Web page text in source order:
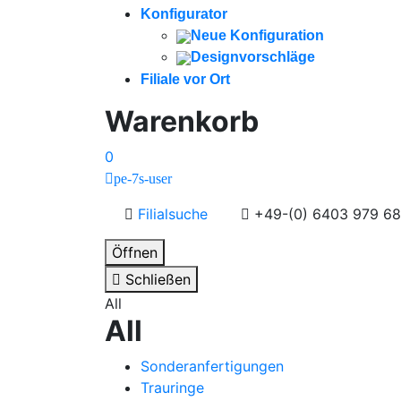
Konfigurator
Neue Konfiguration
Designvorschläge
Filiale vor Ort
Warenkorb
0
pe-7s-user
Filialsuche +49-(0) 6403 979
Öffnen
Schließen
All
All
Sonderanfertigungen
Trauringe